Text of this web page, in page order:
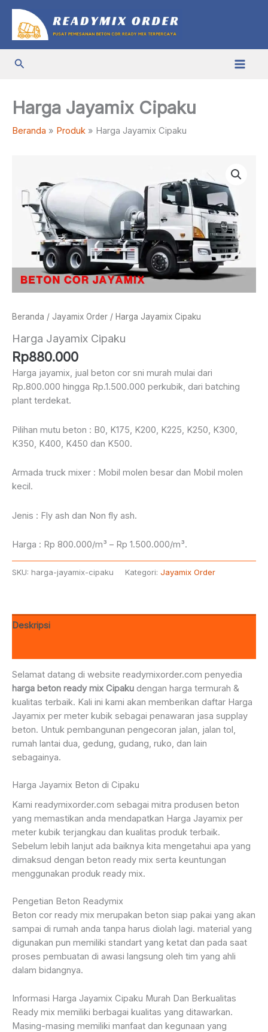
konten
Cari
Harga Jayamix Cipaku
Beranda Produk Harga Jayamix Cipaku
Beranda / Jayamix Order / Harga Jayamix Cipaku
Harga Jayamix Cipaku
Rp880.000
Harga jayamix, jual beton cor sni murah mulai dari
Rp.800.000 hingga Rp.1.500.000 perkubik, dari batching
plant terdekat.
Pilihan mutu beton : B0, K175, K200, K225, K250, K300,
K350, K400, K450 dan K500.
Armada truck mixer : Mobil molen besar dan Mobil molen
kecil.
Jenis : Fly ash dan Non fly ash.
Harga : Rp 800.000/m³ – Rp 1.500.000/m³.
SKU: harga-jayamix-cipaku Kategori: Jayamix Order
Deskripsi
Selamat datang di website readymixorder.com penyedia
harga beton ready mix Cipaku dengan harga termurah &
kualitas terbaik. Kali ini kami akan memberikan daftar Harga
Jayamix per meter kubik sebagai penawaran jasa supplay
beton. Untuk pembangunan pengecoran jalan, jalan tol,
rumah lantai dua, gedung, gudang, ruko, dan lain
sebagainya.
Harga Jayamix Beton di Cipaku
Kami readymixorder.com sebagai mitra produsen beton
yang memastikan anda mendapatkan Harga Jayamix per
meter kubik terjangkau dan kualitas produk terbaik.
Sebelum lebih lanjut ada baiknya kita mengetahui apa yang
dimaksud dengan beton ready mix serta keuntungan
menggunakan produk ready mix.
Pengetian Beton Readymix
Beton cor ready mix merupakan beton siap pakai yang akan
sampai di rumah anda tanpa harus diolah lagi. material yang
digunakan pun memiliki standart yang ketat dan pada saat
proses pembuatan di awasi langsung oleh tim yang ahli
dalam bidangnya.
Informasi Harga Jayamix Cipaku Murah Dan Berkualitas
Ready mix memiliki berbagai kualitas yang ditawarkan.
Masing-masing memiliki manfaat dan kegunaan yang